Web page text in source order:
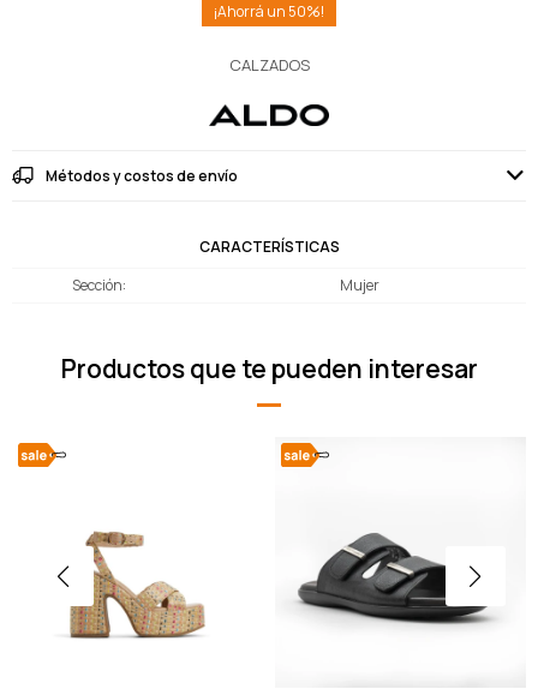
50
CALZADOS
Métodos y costos de envío
CARACTERÍSTICAS
Sección
Mujer
Productos que te pueden interesar